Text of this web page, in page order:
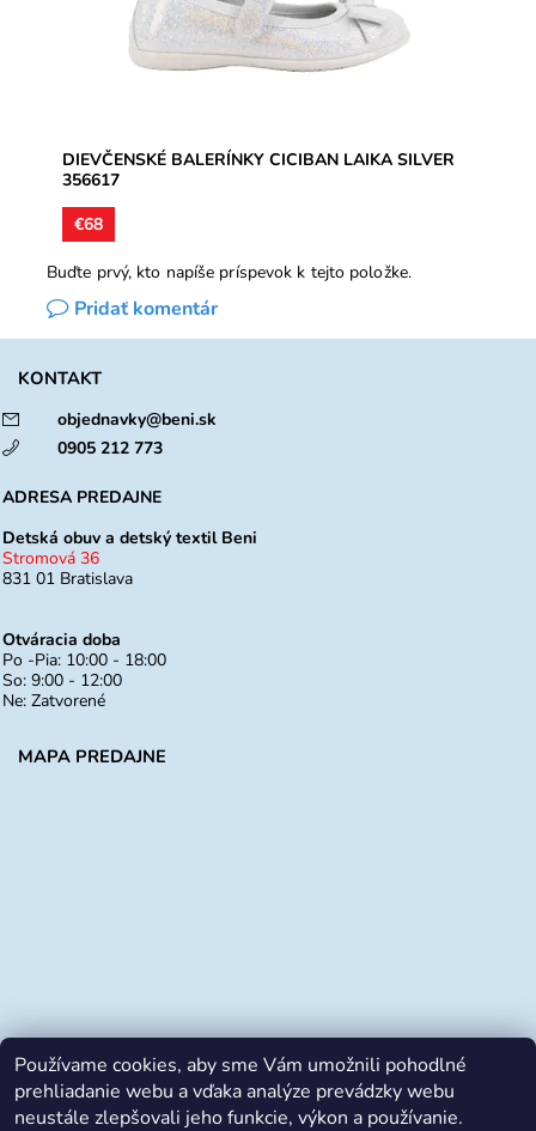
CICIBAN
2 roky
DIEVČENSKÉ BALERÍNKY CICIBAN LAIKA SILVER
356617
€68
Buďte prvý, kto napíše príspevok k tejto položke.
Pridať komentár
KONTAKT
objednavky@beni.sk
0905 212 773
ADRESA PREDAJNE
Detská obuv a detský textil Beni
Stromová 36
831 01 Bratislava
Otváracia doba
Po -Pia: 10:00 - 18:00
So: 9:00 - 12:00
Ne: Zatvorené
MAPA PREDAJNE
Používame cookies, aby sme Vám umožnili pohodlné
prehliadanie webu a vďaka analýze prevádzky webu
neustále zlepšovali jeho funkcie, výkon a používanie.